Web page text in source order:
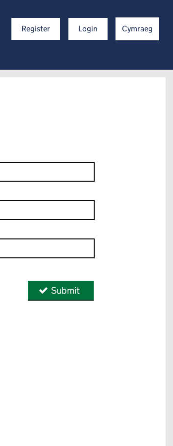
Register Login Cymraeg